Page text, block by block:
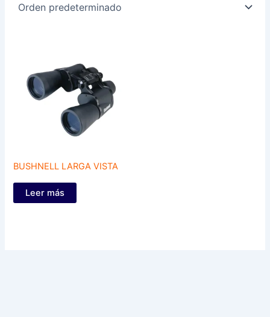
BUSHNELL LARGA VISTA
Leer más